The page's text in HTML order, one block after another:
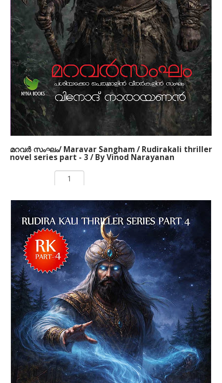
നാരായണന്‍ ഒരുക്കിയിരിക്കുന്നത് അഞ്ച്
പുസ്തകങ്ങളിലായിട്ടാണ്. 1930 കളില്‍ കേരളം
ഉണ്ടായിരുന്നില്ല. പകരം പശ്ചിമഘട്ടത്തിനിപ്പുറത്ത്
ഏതാനും നാട്ടുരാജ്യങ്ങളിലായി മലനാട്
ചിതറക്കിടക്കുകയായിരുന്നു. അക്കാലത്തെ മലനാടിനെ
അവലംബിച്ചാണ് ഈ കഥ നിര്‍മിച്ചിരിക്കുന്നത്.
അന്നത്തെ സാമുദായികവും സാമൂഹികവുമായ
ചുറ്റുപാടുകള്‍, രാഷ്ട്രീയ സാഹചര്യങ്ങള്‍, പ്രണയം,
പക, കാമം, പ്രതികാരം, യുദ്ധം എന്നിവയെല്ലാം ഈ
നോവലില്‍ ഉണ്ട്.
മറവര്‍ സംഘം/ Maravar Sangham / Rudirakali thriller
novel series part - 3 / By Vinod Narayanan
രുധിരകാളി' എന്ന ബൃഹദ് നോവല്‍ വിനോദ്
ADD TO CART